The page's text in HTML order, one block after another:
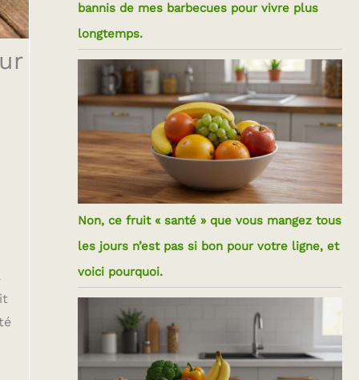
bannis de mes barbecues pour vivre plus
longtemps.
Non, ce fruit « santé » que vous mangez tous
les jours n’est pas si bon pour votre ligne, et
voici pourquoi.